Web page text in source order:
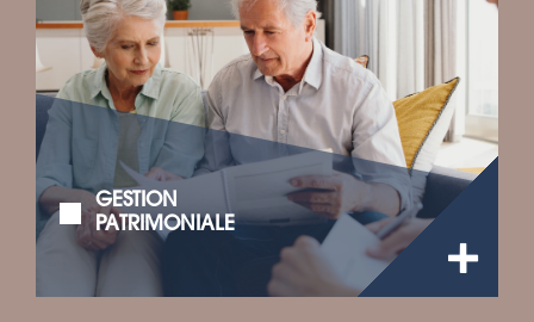
GESTION
PATRIMONIALE